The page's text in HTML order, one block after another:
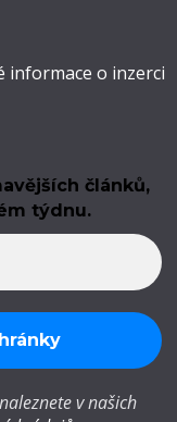
informace o inzerci
článků,
týdnu.
v našich